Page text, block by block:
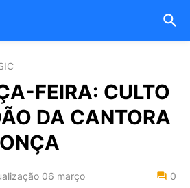
FEIRA: CULTO
DA CANTORA
06 março 0